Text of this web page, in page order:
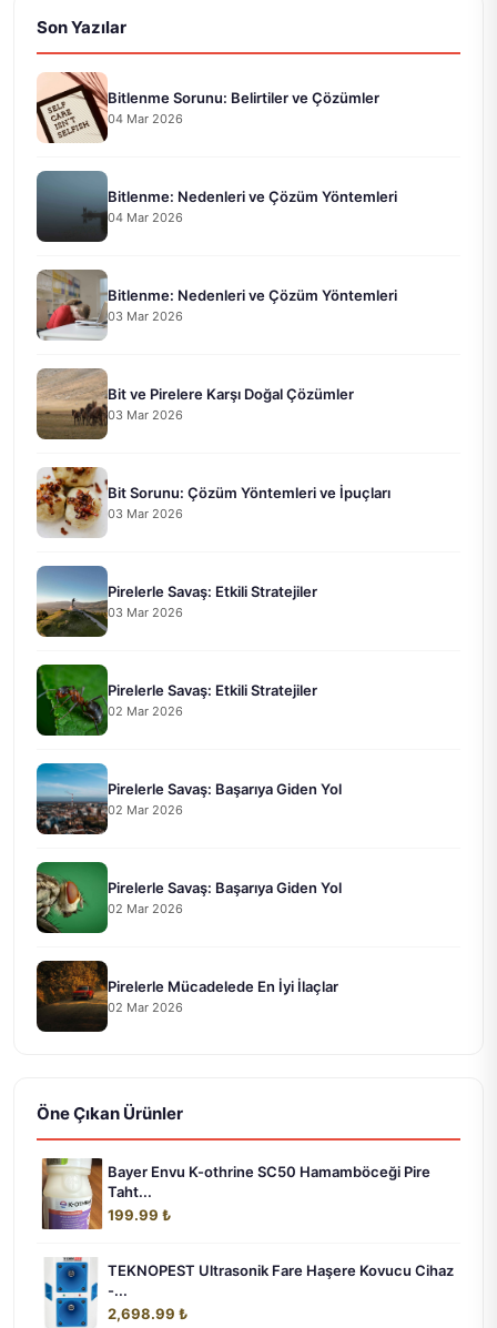
Son Yazılar
Bitlenme Sorunu: Belirtiler ve Çözümler
04 Mar 2026
Bitlenme: Nedenleri ve Çözüm Yöntemleri
04 Mar 2026
Bitlenme: Nedenleri ve Çözüm Yöntemleri
03 Mar 2026
Bit ve Pirelere Karşı Doğal Çözümler
03 Mar 2026
Bit Sorunu: Çözüm Yöntemleri ve İpuçları
03 Mar 2026
Pirelerle Savaş: Etkili Stratejiler
03 Mar 2026
Pirelerle Savaş: Etkili Stratejiler
02 Mar 2026
Pirelerle Savaş: Başarıya Giden Yol
02 Mar 2026
Pirelerle Savaş: Başarıya Giden Yol
02 Mar 2026
Pirelerle Mücadelede En İyi İlaçlar
02 Mar 2026
Öne Çıkan Ürünler
Bayer Envu K-othrine SC50 Hamamböceği Pire
Taht...
199.99 ₺
TEKNOPEST Ultrasonik Fare Haşere Kovucu Cihaz
-...
2,698.99 ₺